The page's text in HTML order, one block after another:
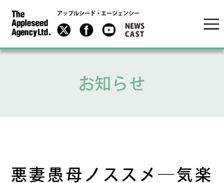
アップルシード・エージェンシー
お知らせ
悪妻愚母ノススメ―気楽